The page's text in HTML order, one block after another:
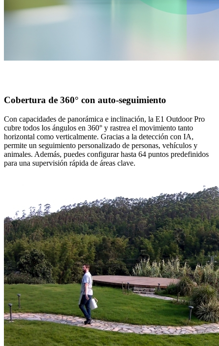
Cobertura de 360° con auto-seguimiento
Con capacidades de panorámica e inclinación, la E1 Outdoor Pro
cubre todos los ángulos en 360° y rastrea el movimiento tanto
horizontal como verticalmente. Gracias a la detección con IA,
permite un seguimiento personalizado de personas, vehículos y
animales. Además, puedes configurar hasta 64 puntos predefinidos
para una supervisión rápida de áreas clave.